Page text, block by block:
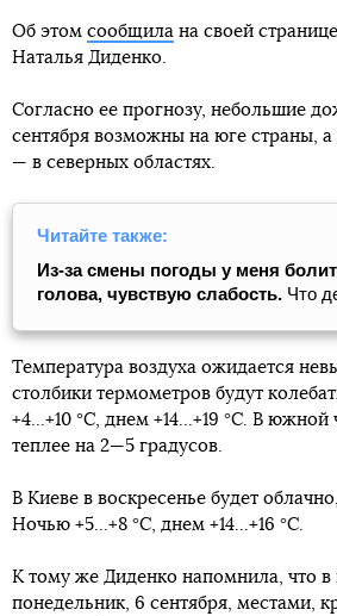
Об этом сообщила на своей
Наталья Диденко.
Согласно ее прогнозу, небольшие
сентября возможны на юге страны, а
— в северных областях.
Читайте также:
Из-за смены погоды у меня
голова, чувствую слабость. Что
Температура воздуха ожидается
столбики термометров будут
+4...+10 °С, днем +14...+19 °С. В
теплее на 2—5 градусов.
В Киеве в воскресенье будет
Ночью +5...+8 °С, днем +14...+16 °С.
К тому же Диденко напомнила, что в
понедельник, 6 сентября, местами,